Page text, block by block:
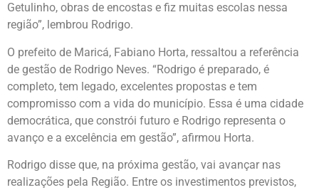
Getulinho, obras de encostas e fiz muitas escolas nessa
região”, lembrou Rodrigo.
O prefeito de Maricá, Fabiano Horta, ressaltou a referência
de gestão de Rodrigo Neves. “Rodrigo é preparado, é
completo, tem legado, excelentes propostas e tem
compromisso com a vida do município. Essa é uma cidade
democrática, que constrói futuro e Rodrigo representa o
avanço e a excelência em gestão”, afirmou Horta.
Rodrigo disse que, na próxima gestão, vai avançar nas
realizações pela Região. Entre os investimentos previstos,